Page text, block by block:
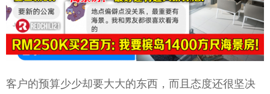
客户的预算少少却要大大的东西，而且态度还很坚决